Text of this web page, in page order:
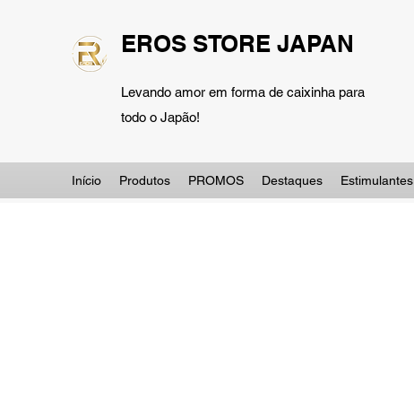
EROS STORE JAPAN
Levando amor em forma de caixinha para
todo o Japão!
Início Produtos PROMOS Destaques Estimulantes